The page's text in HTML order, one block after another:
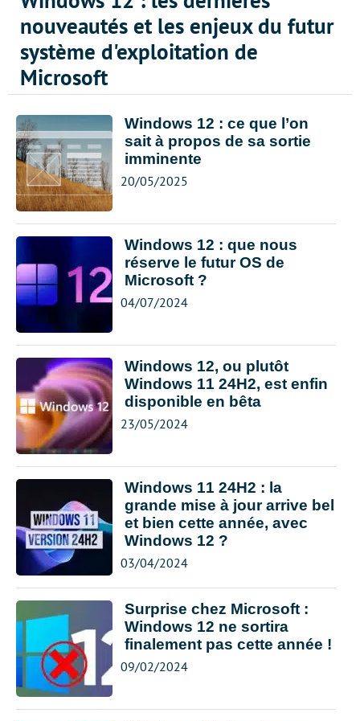
nouveautés et les enjeux du futur
système d'exploitation de
Microsoft
Windows 12 : ce que l’on
sait à propos de sa sortie
imminente
20/05/2025
Windows 12 : que nous
réserve le futur OS de
Microsoft ?
04/07/2024
Windows 12, ou plutôt
Windows 11 24H2, est enfin
disponible en bêta
23/05/2024
Windows 11 24H2 : la
grande mise à jour arrive bel
et bien cette année, avec
Windows 12 ?
03/04/2024
Surprise chez Microsoft :
Windows 12 ne sortira
finalement pas cette année !
09/02/2024